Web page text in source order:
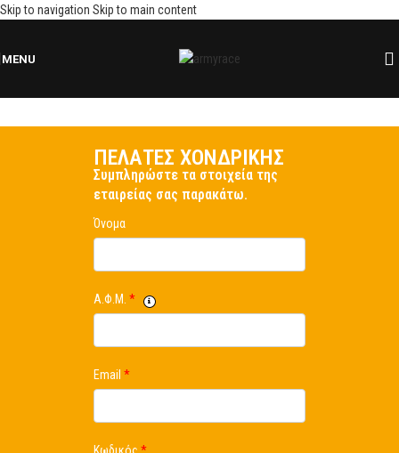
Skip to navigation Skip to main content
MENU
ΠΕΛΑΤΕΣ ΧΟΝΔΡΙΚΗΣ
Συμπληρώστε τα στοιχεία της
εταιρείας σας παρακάτω.
Όνομα
Α.Φ.Μ. *
Email *